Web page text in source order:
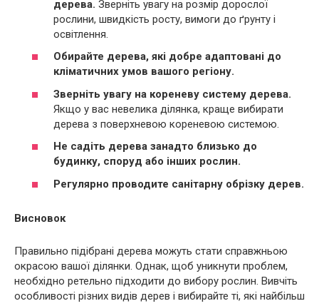
дерева. Зверніть увагу на розмір дорослої
рослини, швидкість росту, вимоги до ґрунту і
освітлення.
Обирайте дерева, які добре адаптовані до
кліматичних умов вашого регіону.
Зверніть увагу на кореневу систему дерева.
Якщо у вас невелика ділянка, краще вибирати
дерева з поверхневою кореневою системою.
Не садіть дерева занадто близько до
будинку, споруд або інших рослин.
Регулярно проводите санітарну обрізку дерев.
Висновок
Правильно підібрані дерева можуть стати справжньою
окрасою вашої ділянки. Однак, щоб уникнути проблем,
необхідно ретельно підходити до вибору рослин. Вивчіть
особливості різних видів дерев і вибирайте ті, які найбільш